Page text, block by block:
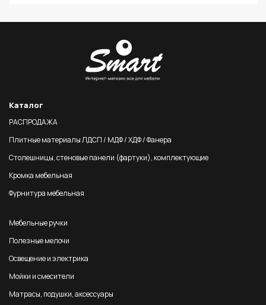
Каталог
РАСПРОДАЖА
Плитные материалы ЛДСП / МДФ / ХДФ / Фанера
Столешницы, стеновые панели (фартуки), комплектующие
Кромка мебельная
Фурнитура мебельная
Мебельные ручки
Полезные мелочи
Освещение и электрика
Мойки и смесители
Матрасы, подушки, аксессуары